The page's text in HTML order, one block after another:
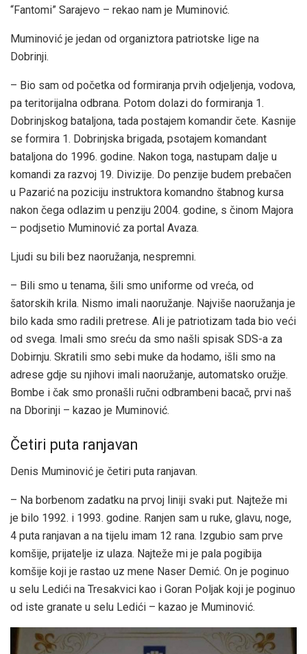
“Fantomi” Sarajevo – rekao nam je Muminović.
Muminović je jedan od organiztora patriotske lige na
Dobrinji.
– Bio sam od početka od formiranja prvih odjeljenja, vodova,
pa teritorijalna odbrana. Potom dolazi do formiranja 1.
Dobrinjskog bataljona, tada postajem komandir čete. Kasnije
se formira 1. Dobrinjska brigada, psotajem komandant
bataljona do 1996. godine. Nakon toga, nastupam dalje u
komandi za razvoj 19. Divizije. Do penzije budem prebačen
u Pazarić na poziciju instruktora komandno štabnog kursa
nakon čega odlazim u penziju 2004. godine, s činom Majora
– podjsetio Muminović za portal Avaza.
Ljudi su bili bez naoružanja, nespremni.
– Bili smo u tenama, šili smo uniforme od vreća, od
šatorskih krila. Nismo imali naoružanje. Najviše naoružanja je
bilo kada smo radili pretrese. Ali je patriotizam tada bio veći
od svega. Imali smo sreću da smo našli spisak SDS-a za
Dobirnju. Skratili smo sebi muke da hodamo, išli smo na
adrese gdje su njihovi imali naoružanje, automatsko oružje.
Bombe i čak smo pronašli ručni odbrambeni bacač, prvi naš
na Dborinji – kazao je Muminović.
Četiri puta ranjavan
Denis Muminović je četiri puta ranjavan.
– Na borbenom zadatku na prvoj liniji svaki put. Najteže mi
je bilo 1992. i 1993. godine. Ranjen sam u ruke, glavu, noge,
4 puta ranjavan a na tijelu imam 12 rana. Izgubio sam prve
komšije, prijatelje iz ulaza. Najteže mi je pala pogibija
komšije koji je rastao uz mene Naser Demić. On je poginuo
u selu Ledići na Tresakvici kao i Goran Poljak koji je poginuo
od iste granate u selu Ledići – kazao je Muminović.